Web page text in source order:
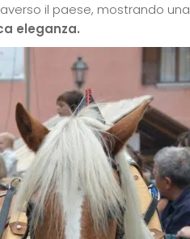
il paese, mostrando una
eleganza.